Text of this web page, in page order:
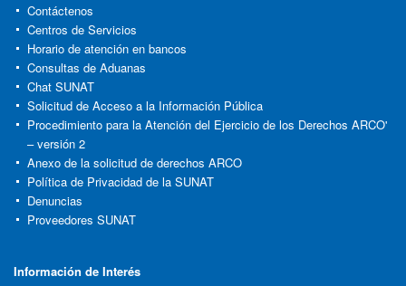
Contáctenos
Centros de Servicios
Horario de atención en bancos
Consultas de Aduanas
Chat SUNAT
Solicitud de Acceso a la Información Pública
Procedimiento para la Atención del Ejercicio de los Derechos ARCO'
– versión 2
Anexo de la solicitud de derechos ARCO
Política de Privacidad de la SUNAT
Denuncias
Proveedores SUNAT
Información de Interés